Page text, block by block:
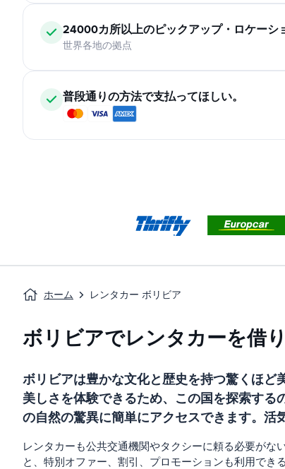
24000カ所以上のピックアップ・ロケーシ
世界各地の拠点
普段通りの方法で支払ってほしい。
ホーム レンタカー ボリビア
ボリビアでレンタカーを借
ボリビアは豊かな文化と歴史を持つ驚くほ
美しさを体験できるため、この国を探索す
の自然の驚異に簡単にアクセスできます。活
レンタカーも公共交通機関やタクシーに頼る必要が
と、特別オファー、割引、プロモーションも利用でき